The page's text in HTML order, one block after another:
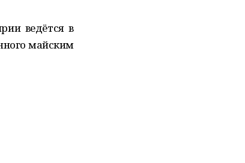
ведётся в
майским